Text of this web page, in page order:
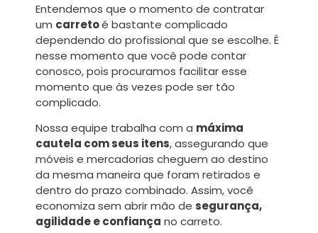
Entendemos que o momento de contratar
um carretoé bastante complicado
dependendo do profissional que se escolhe. É
nesse momento que você pode contar
conosco, pois procuramos facilitar esse
momento que às vezes pode ser tão
complicado.
Nossa equipe trabalha com a máxima
cautela com seus itens, assegurando que
móveis e mercadorias cheguem ao destino
da mesma maneira que foram retirados e
dentro do prazo combinado. Assim, você
economiza sem abrir mão de segurança,
agilidade e confiança no carreto.